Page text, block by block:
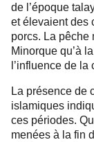
de l’époque
et élevaient des
porcs. La pêche
Minorque qu’à
l’influence de la
La présence de
islamiques
ces périodes.
menées à la fin